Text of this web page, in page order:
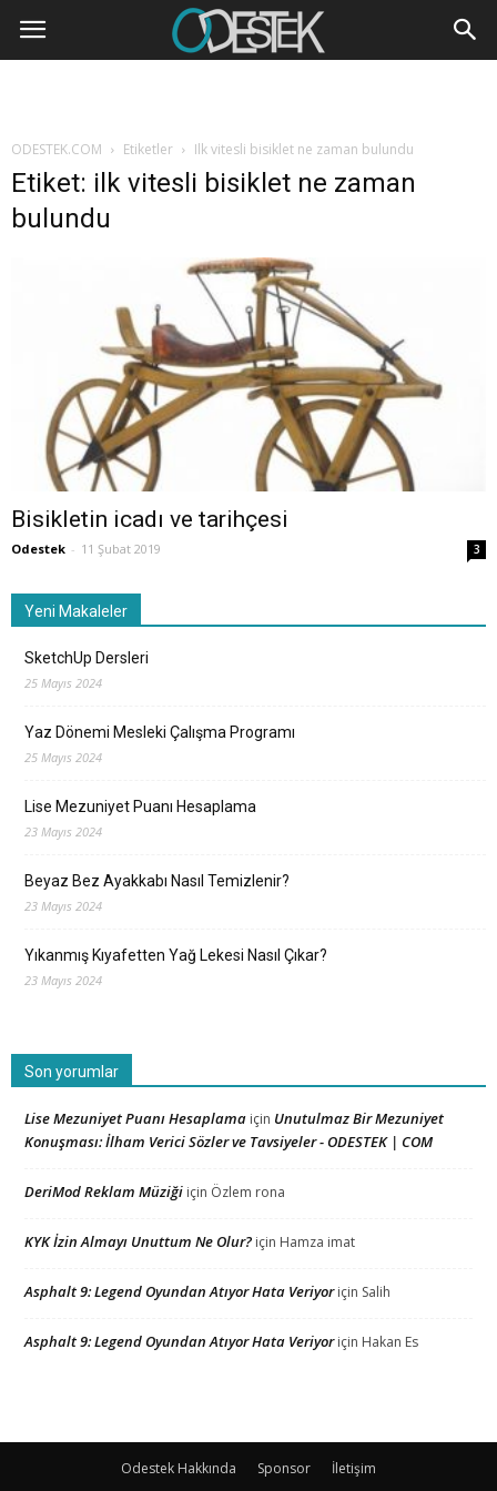
ODESTEK.COM Etiketler Ilk vitesli bisiklet ne zaman bulundu
Etiket: ilk vitesli bisiklet ne zaman
bulundu
Bisikletin icadı ve tarihçesi
Odestek - 11 Şubat 2019 3
Yeni Makaleler
SketchUp Dersleri
25 Mayıs 2024
Yaz Dönemi Mesleki Çalışma Programı
25 Mayıs 2024
Lise Mezuniyet Puanı Hesaplama
23 Mayıs 2024
Beyaz Bez Ayakkabı Nasıl Temizlenir?
23 Mayıs 2024
Yıkanmış Kıyafetten Yağ Lekesi Nasıl Çıkar?
23 Mayıs 2024
Son yorumlar
Lise Mezuniyet Puanı Hesaplama için Unutulmaz Bir Mezuniyet
Konuşması: İlham Verici Sözler ve Tavsiyeler - ODESTEK | COM
DeriMod Reklam Müziği için Özlem rona
KYK İzin Almayı Unuttum Ne Olur? için Hamza imat
Asphalt 9: Legend Oyundan Atıyor Hata Veriyoriçin Salih
Asphalt 9: Legend Oyundan Atıyor Hata Veriyoriçin Hakan Es
Odestek Hakkında Sponsor İletişim